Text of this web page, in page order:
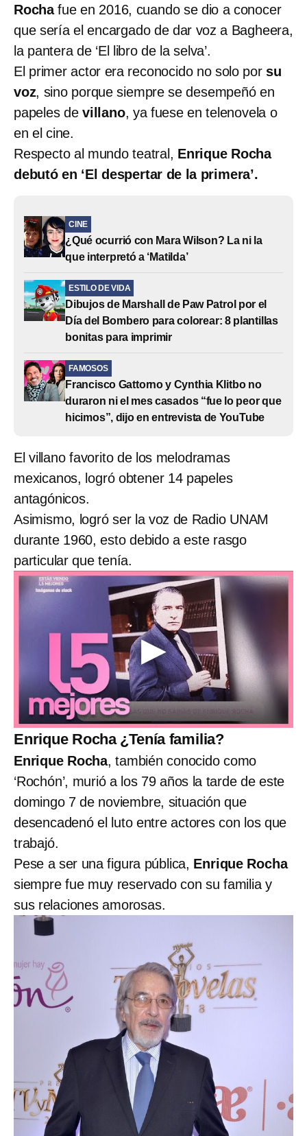
Rochafue en 2016, cuando se dio a conocer
que sería el encargado de dar voz a Bagheera,
la pantera de ‘El libro de la selva’.
El primer actor era reconocido no solo porsu
voz, sino porque siempre se desempeñó en
papeles devillano, ya fuese en telenovela o
en el cine.
Respecto al mundo teatral, Enrique Rocha
debutó en ‘El despertar de la primera’.
CINE
¿Qué ocurrió con Mara Wilson? La ni la
que interpretó a ‘Matilda’
ESTILO DE VIDA
Dibujos de Marshall de Paw Patrol por el
Día del Bombero para colorear: 8 plantillas
bonitas para imprimir
FAMOSOS
Francisco Gattorno y Cynthia Klitbo no
duraron ni el mes casados “fue lo peor que
hicimos”, dijo en entrevista de YouTube
El villano favorito de los melodramas
mexicanos, logró obtener 14 papeles
antagónicos.
Asimismo, logró ser la voz de Radio UNAM
durante 1960, esto debido a este rasgo
particular que tenía.
Enrique Rocha ¿Tenía familia?
Enrique Rocha, también conocido como
‘Rochón’, murió a los 79 años la tarde de este
domingo 7 de noviembre, situación que
desencadenó el luto entre actores con los que
trabajó.
Pese a ser una figura pública, Enrique Rocha
siempre fue muy reservado con su familia y
sus relaciones amorosas.